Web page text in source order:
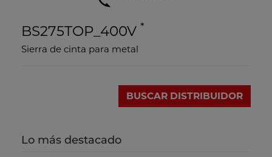
BS275TOP_400V *
Sierra de cinta para metal
BUSCAR DISTRIBUIDOR
Lo más destacado